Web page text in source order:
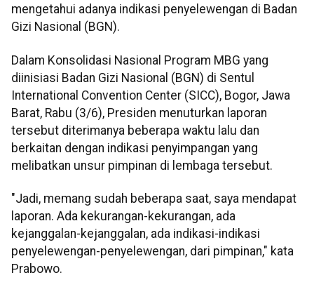
mengetahui adanya indikasi penyelewengan di Badan
Gizi Nasional (BGN).
Dalam Konsolidasi Nasional Program MBG yang
diinisiasi Badan Gizi Nasional (BGN) di Sentul
International Convention Center (SICC), Bogor, Jawa
Barat, Rabu (3/6), Presiden menuturkan laporan
tersebut diterimanya beberapa waktu lalu dan
berkaitan dengan indikasi penyimpangan yang
melibatkan unsur pimpinan di lembaga tersebut.
"Jadi, memang sudah beberapa saat, saya mendapat
laporan. Ada kekurangan-kekurangan, ada
kejanggalan-kejanggalan, ada indikasi-indikasi
penyelewengan-penyelewengan, dari pimpinan," kata
Prabowo.